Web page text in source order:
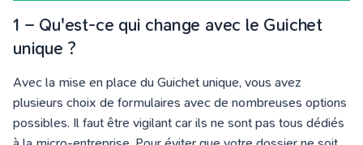
1 – Qu'est-ce qui change avec le Guichet
unique ?
Avec la mise en place du Guichet unique, vous avez
plusieurs choix de formulaires avec de nombreuses options
possibles. Il faut être vigilant car ils ne sont pas tous dédiés